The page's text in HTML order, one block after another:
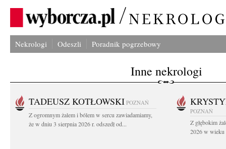
Nekrologi Odeszli Poradnik pogrzebowy
Inne nekrologi
TADEUSZ KOTŁOWSKI POZNAŃ
Z ogromnym żalem i bólem w sercu zawiadamiamy,
że w dniu 3 sierpnia 2026 r. odszedł od...
POZNAŃ
Z głębokim
2026 w wieku